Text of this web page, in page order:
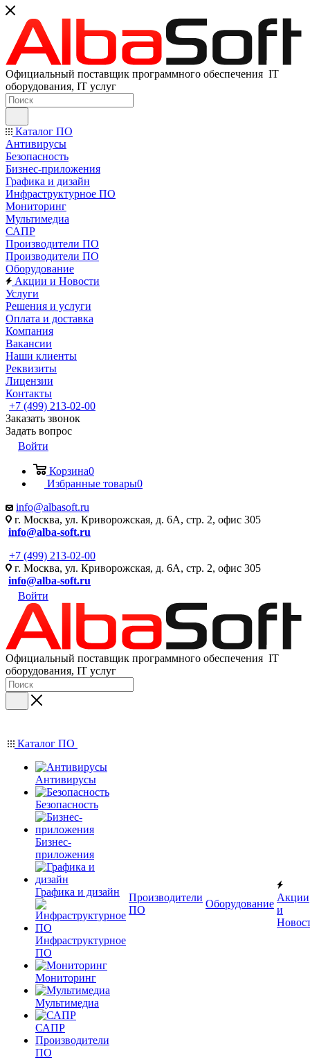
Официальный поставщик программного обеспечения IT
оборудования, IT услуг
Каталог ПО
Антивирусы
Безопасность
Бизнес-приложения
Графика и дизайн
Инфраструктурное ПО
Мониторинг
Мультимедиа
САПР
Производители ПО
Производители ПО
Оборудование
Акции и Новости
Услуги
Решения и услуги
Оплата и доставка
Компания
Вакансии
Наши клиенты
Реквизиты
Лицензии
Контакты
+7 (499) 213-02-00
Заказать звонок
Задать вопрос
Войти
Корзина0
Избранные товары0
info@albasoft.ru
г. Москва, ул. Криворожская, д. 6А, стр. 2, офис 305
info@alba-soft.ru
+7 (499) 213-02-00
г. Москва, ул. Криворожская, д. 6А, стр. 2, офис 305
info@alba-soft.ru
Войти
Официальный поставщик программного обеспечения IT
оборудования, IT услуг
Каталог ПО
Антивирусы
Безопасность
Бизнес-
приложения
Графика и дизайн
Инфраструктурное
ПО
Мониторинг
Мультимедиа
САПР
Производители
ПО
Производители
ПО
Оборудование
Акции
и